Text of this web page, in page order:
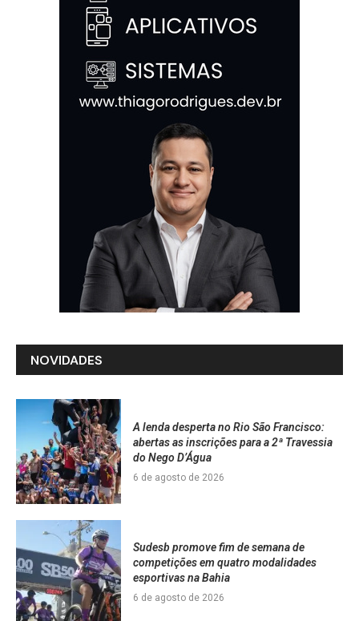
NOVIDADES
A lenda desperta no Rio São Francisco:
abertas as inscrições para a 2ª Travessia
do Nego D’Água
6 de agosto de 2026
Sudesb promove fim de semana de
competições em quatro modalidades
esportivas na Bahia
6 de agosto de 2026